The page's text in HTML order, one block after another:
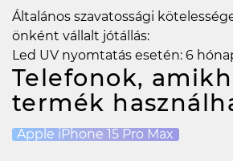
Általános szavatossági
önként vállalt jótállás:
Led UV nyomtatás esetén: 6
Telefonok,
termék
Apple iPhone 15 Pro Max